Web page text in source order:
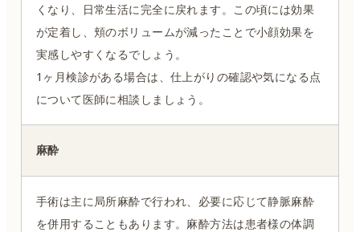
くなり、日常生活に完全に戻れます。この頃には効果
が定着し、頬のボリュームが減ったことで小顔効果を
実感しやすくなるでしょう。
1ヶ月検診がある場合は、仕上がりの確認や気になる点
について医師に相談しましょう。
麻酔
手術は主に局所麻酔で行われ、必要に応じて静脈麻酔
を併用することもあります。麻酔方法は患者様の体調